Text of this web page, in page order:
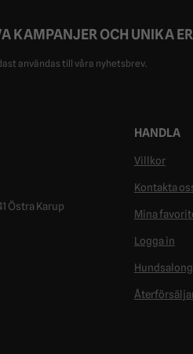
KAMPANJER OCH UNIKA
användas till våra nyhetsbrev.
Östra Karup
HANDLA
Villkor
Kontakta
Mina
Logga in